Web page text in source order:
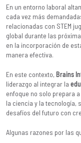
En un entorno laboral
cada vez más
relacionadas con STEM
global durante las
en la incorporación de
manera efectiva.
En este contexto, Brains
liderazgo al integrar la
enfoque no solo prepara
la ciencia y la tecnología,
desafíos del futuro con
Algunas razones por las